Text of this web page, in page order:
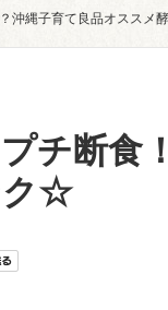
沖縄子育て良品オススメ
チ断食
ク☆